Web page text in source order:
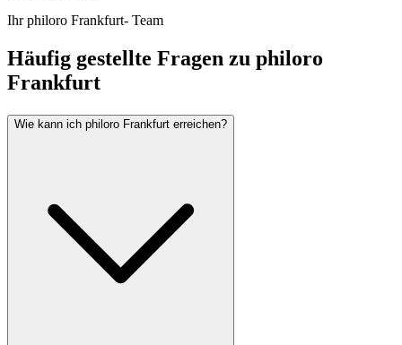
Ihr philoro Frankfurt- Team
Häufig gestellte Fragen zu philoro
Frankfurt
Wie kann ich philoro Frankfurt erreichen?